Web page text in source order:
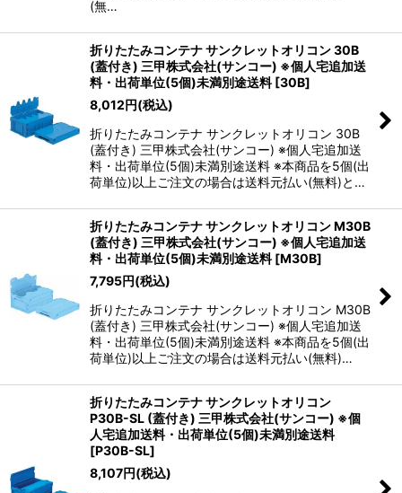
(無…
折りたたみコンテナ サンクレットオリコン 30B
(蓋付き) 三甲株式会社(サンコー) ※個人宅追加送
料・出荷単位(5個)未満別途送料 [30B]
8,012円(税込)
折りたたみコンテナ サンクレットオリコン 30B
(蓋付き) 三甲株式会社(サンコー) ※個人宅追加送
料・出荷単位(5個)未満別途送料 ※本商品を5個(出
荷単位)以上ご注文の場合は送料元払い(無料)と…
折りたたみコンテナ サンクレットオリコン M30B
(蓋付き) 三甲株式会社(サンコー) ※個人宅追加送
料・出荷単位(5個)未満別途送料 [M30B]
7,795円(税込)
折りたたみコンテナ サンクレットオリコン M30B
(蓋付き) 三甲株式会社(サンコー) ※個人宅追加送
料・出荷単位(5個)未満別途送料 ※本商品を5個(出
荷単位)以上ご注文の場合は送料元払い(無料)…
折りたたみコンテナ サンクレットオリコン
P30B-SL (蓋付き) 三甲株式会社(サンコー) ※個
人宅追加送料・出荷単位(5個)未満別途送料
[P30B-SL]
8,107円(税込)